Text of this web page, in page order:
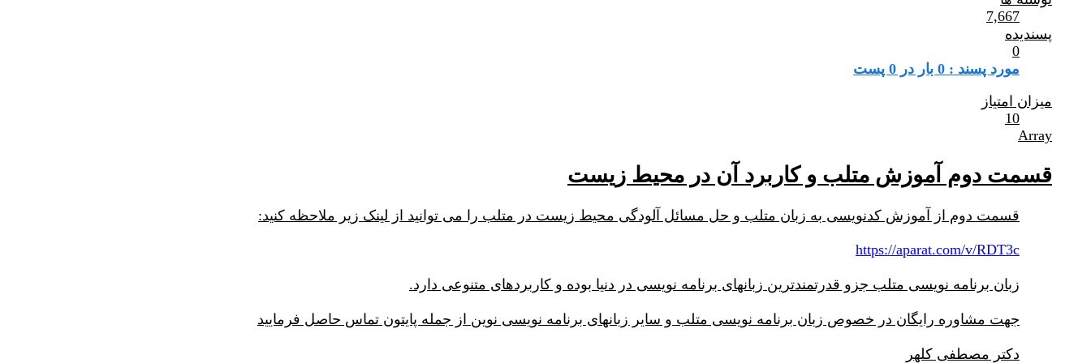
7,667
پسندیده
0
مورد پسند : 0 بار در 0 پست
میزان امتیاز
10
Array
قسمت دوم آموزش متلب و کاربرد آن در محیط زیست
قسمت دوم از آموزش کدنویسی به زبان متلب و حل مسائل آلودگی محیط زیست در متلب را می توانید از لینک زیر ملاحظه کنید:
https://aparat.com/v/RDT3c
زبان برنامه نویسی متلب جزو قدرتمندترین زبانهای برنامه نویسی در دنیا بوده و کاربردهای متنوعی دارد.
جهت مشاوره رایگان در خصوص زبان برنامه نویسی متلب و سایر زبانهای برنامه نویسی نوین از جمله پایتون تماس حاصل فرمایید
دکتر مصطفی کلهر